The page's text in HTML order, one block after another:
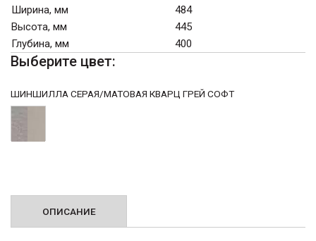
Ширина, мм
484
Высота, мм
445
Глубина, мм
400
Выберите цвет:
ШИНШИЛЛА СЕРАЯ/МАТОВАЯ КВАРЦ ГРЕЙ СОФТ
ОПИСАНИЕ